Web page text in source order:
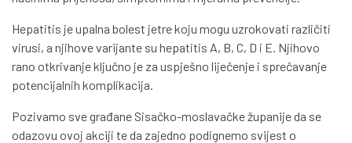
Hepatitis je upalna bolest jetre koju mogu uzrokovati različiti
virusi, a njihove varijante su hepatitis A, B, C, D i E. Njihovo
rano otkrivanje ključno je za uspješno liječenje i sprečavanje
potencijalnih komplikacija.
Pozivamo sve građane Sisačko-moslavačke županije da se
odazovu ovoj akciji te da zajedno podignemo svijest o